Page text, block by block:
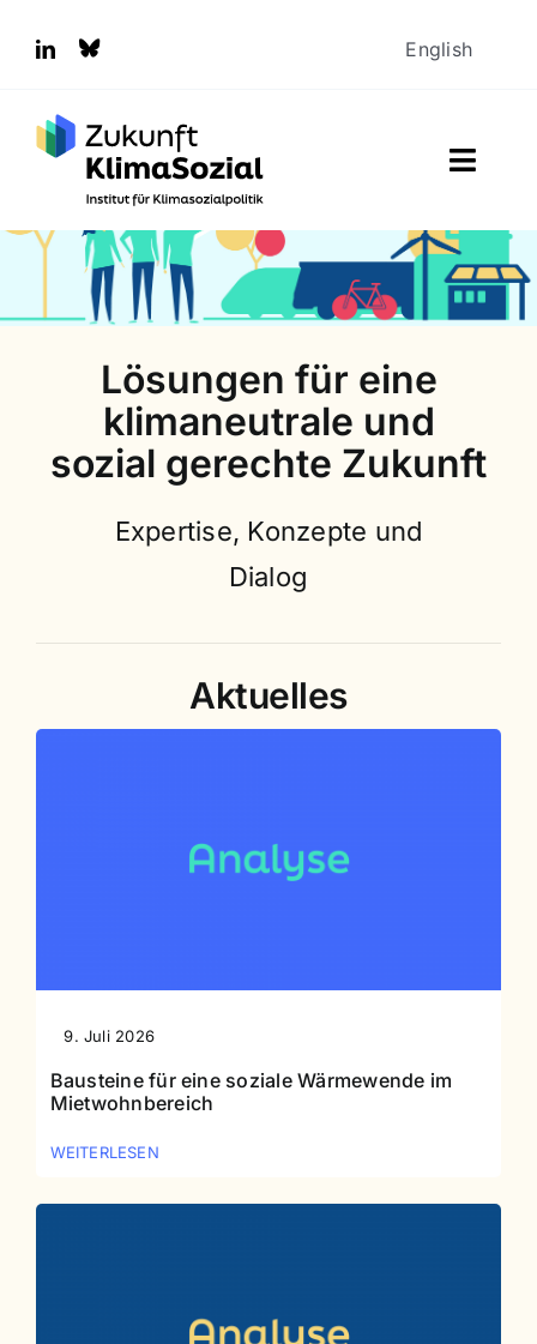
Inhalt
English
Aktuelles
Über uns
Lösungen für eine
klimaneutrale und
sozial gerechte Zukunft
Expertise, Konzepte und
Dialog
Aktuelles
9. Juli 2026
Bausteine für eine soziale Wärmewende im
Mietwohnbereich
WEITERLESEN